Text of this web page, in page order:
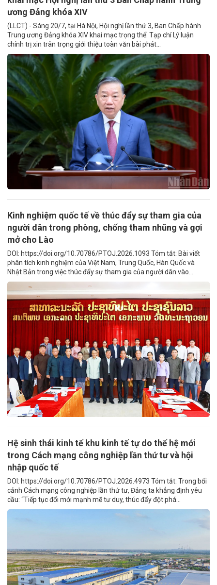
ương Đảng khóa XIV
(LLCT) - Sáng 20/7, tại Hà Nội, Hội nghị lần thứ 3, Ban Chấp hành
Trung ương Đảng khóa XIV khai mạc trọng thể. Tạp chí Lý luận
chính trị xin trân trọng giới thiệu toàn văn bài phát...
Kinh nghiệm quốc tế về thúc đẩy sự tham gia của
người dân trong phòng, chống tham nhũng và gợi
mở cho Lào
DOI: https://doi.org/10.70786/PTOJ.2026.1093 Tóm tắt: Bài viết
phân tích kinh nghiệm của Việt Nam, Trung Quốc, Hàn Quốc và
Nhật Bản trong việc thúc đẩy sự tham gia của người dân vào...
Hệ sinh thái kinh tế khu kinh tế tự do thế hệ mới
trong Cách mạng công nghiệp lần thứ tư và hội
nhập quốc tế
DOI: https://doi.org/10.70786/PTOJ.2026.4973 Tóm tắt: Trong bối
cảnh Cách mạng công nghiệp lần thứ tư, Đảng ta khẳng định yêu
cầu: “Tiếp tục đổi mới mạnh mẽ tư duy, thúc đẩy đột phá...